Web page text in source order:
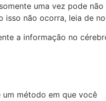
uma vez pode não
isso não ocorra, leia de
a informação no
método em que você